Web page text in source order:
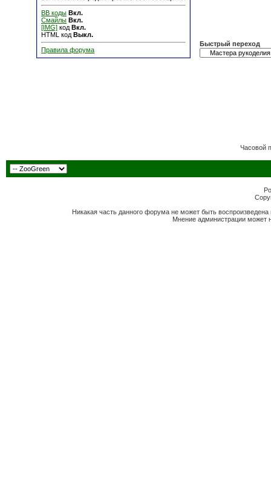
BB коды Вкл.
Смайлы Вкл.
[IMG] код Вкл.
HTML код Выкл.
Правила форума
Быстрый переход
Часовой
Никакая часть данного форума не может быть
Мнение администрации может